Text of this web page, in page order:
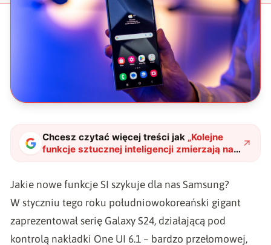
Chcesz czytać więcej treści jak „Kolejne
funkcje sztucznej inteligencji zmierzają na
smartfony Galaxy. Co przygotowuje
Jakie nowe funkcje SI szykuje dla nas Samsung?
W styczniu tego roku południowokoreański gigant
zaprezentował serię Galaxy S24, działającą pod
kontrolą nakładki One UI 6.1 – bardzo przełomowej,